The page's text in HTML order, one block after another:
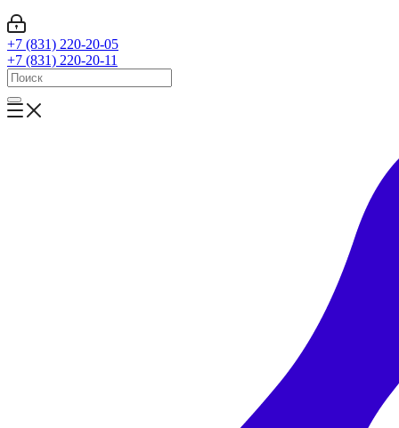
+7 (831) 220-20-05
+7 (831) 220-20-11